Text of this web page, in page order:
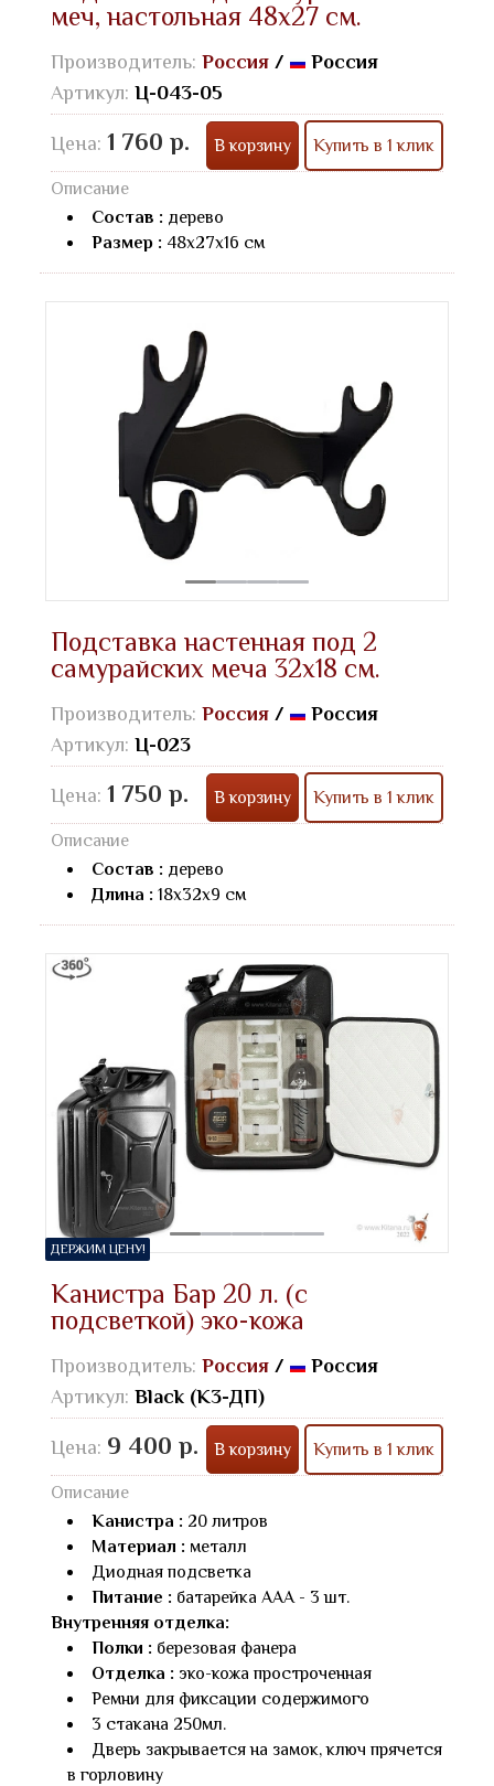
меч, настольная 48х27 см.
Производитель: Россия /
Россия
Артикул: Ц-043-05
Цена: 1 760 р. В корзину Купить в 1 клик
Описание
Состав : дерево
Размер : 48х27х16 см
Подставка настенная под 2
самурайских меча 32х18 см.
Производитель: Россия /
Россия
Артикул: Ц-023
Цена: 1 750 р. В корзину Купить в 1 клик
Описание
Состав : дерево
Длина : 18х32х9 см
ДЕРЖИМ ЦЕНУ!
Канистра Бар 20 л. (с
подсветкой) эко-кожа
Производитель: Россия /
Россия
Артикул: Black (К3-ДП)
Цена: 9 400 р. В корзину Купить в 1 клик
Описание
Канистра : 20 литров
Материал : металл
Диодная подсветка
Питание : батарейка AAA - 3 шт.
Внутренняя отделка:
Полки : березовая фанера
Отделка : эко-кожа простроченная
Ремни для фиксации содержимого
3 стакана 250мл.
Дверь закрывается на замок, ключ прячется
в горловину